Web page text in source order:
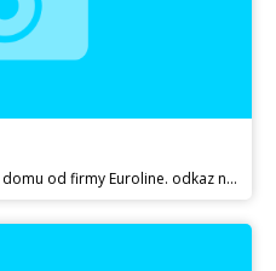
SLEVA Prodám projekt rodinného domu od firmy Euroline. odkaz na detaily a popis: ...Za vaší cenu/projekt zpracován roku 2001/zpracován v 3x paré